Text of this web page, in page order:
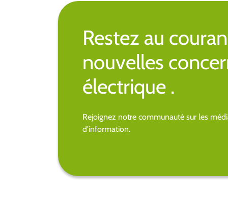
Restez au
nouvelles
électrique .
Rejoignez notre communauté sur les
d'information.